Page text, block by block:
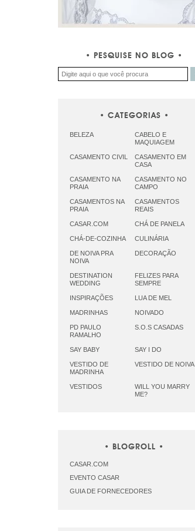
PESQUISE NO BLOG
CATEGORIAS
BELEZA
CABELO E
MAQUIAGEM
CASAMENTO CIVIL
CASAMENTO EM
CASA
CASAMENTO NA
PRAIA
CASAMENTO NO
CAMPO
CASAMENTOS NA
PRAIA
CASAMENTOS
REAIS
CASAR.COM CHÁ DE PANELA
CHÁ-DE-COZINHA CULINÁRIA
DE NOIVA PRA
NOIVA
DECORAÇÃO
DESTINATION
WEDDING
FELIZES PARA
SEMPRE
INSPIRAÇÕES LUA DE MEL
MADRINHAS NOIVADO
PD PAULO
RAMALHO
S.O.S CASADAS
SAY BABY SAY I DO
VESTIDO DE
MADRINHA
VESTIDO DE NOIVA
VESTIDOS
WILL YOU MARRY
ME?
BLOGROLL
CASAR.COM
EVENTO CASAR
GUIA DE FORNECEDORES